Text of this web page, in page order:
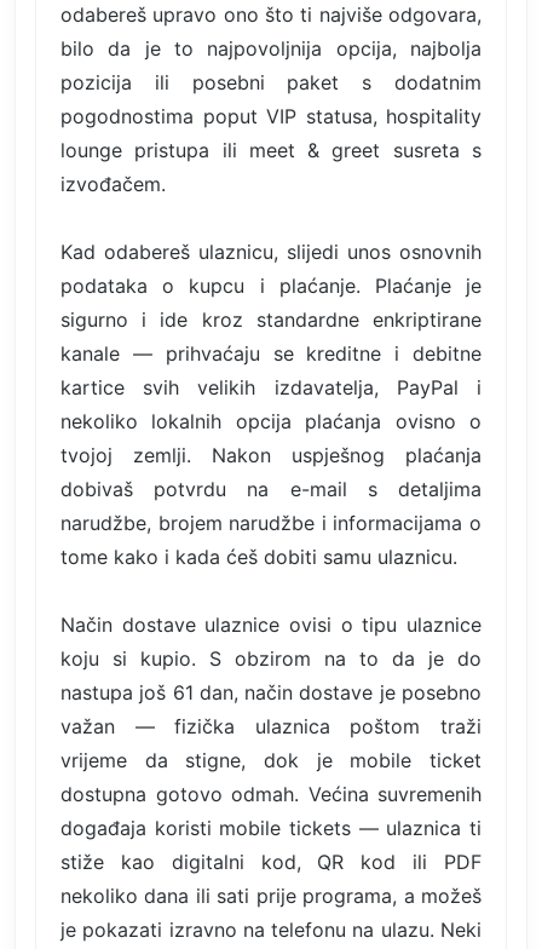
odabereš upravo ono što ti najviše odgovara,
bilo da je to najpovoljnija opcija, najbolja
pozicija ili posebni paket s dodatnim
pogodnostima poput VIP statusa, hospitality
lounge pristupa ili meet & greet susreta s
izvođačem.
Kad odabereš ulaznicu, slijedi unos osnovnih
podataka o kupcu i plaćanje. Plaćanje je
sigurno i ide kroz standardne enkriptirane
kanale — prihvaćaju se kreditne i debitne
kartice svih velikih izdavatelja, PayPal i
nekoliko lokalnih opcija plaćanja ovisno o
tvojoj zemlji. Nakon uspješnog plaćanja
dobivaš potvrdu na e-mail s detaljima
narudžbe, brojem narudžbe i informacijama o
tome kako i kada ćeš dobiti samu ulaznicu.
Način dostave ulaznice ovisi o tipu ulaznice
koju si kupio. S obzirom na to da je do
nastupa još 61 dan, način dostave je posebno
važan — fizička ulaznica poštom traži
vrijeme da stigne, dok je mobile ticket
dostupna gotovo odmah. Većina suvremenih
događaja koristi mobile tickets — ulaznica ti
stiže kao digitalni kod, QR kod ili PDF
nekoliko dana ili sati prije programa, a možeš
je pokazati izravno na telefonu na ulazu. Neki